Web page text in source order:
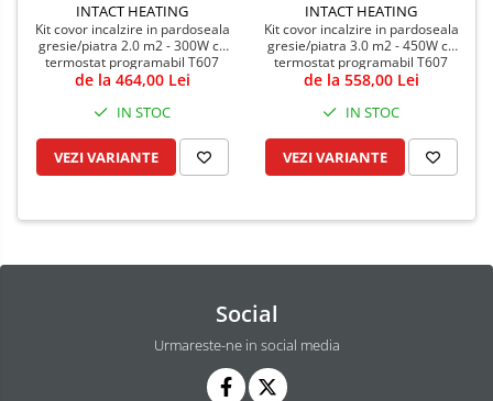
INTACT HEATING
Kit covor incalzire in pardoseala
gresie/piatra 2.0 m2 - 300W cu
termostat programabil T607
WiFi
de la 464,00 Lei
IN STOC
VEZI VARIANTE
INTACT HEATING
Kit covor incalzire in pardoseala
gresie/piatra 3.0 m2 - 450W cu
termostat programabil T607
WiFi
de la 558,00 Lei
IN STOC
VEZI VARIANTE
Social
Urmareste-ne in social media